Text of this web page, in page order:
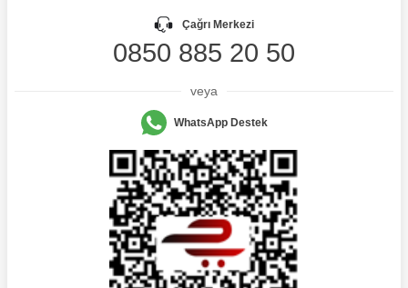
Çağrı Merkezi
0850 885 20 50
veya
WhatsApp Destek